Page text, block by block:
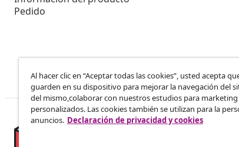
Pedido
Al hacer clic en “Aceptar todas las cookies”, usted acepta
guarden en su dispositivo para mejorar la navegación del
del mismo,colaborar con nuestros estudios para
personalizados. Las cookies también se utilizan para la
anuncios. Declaración de privacidad y cookies